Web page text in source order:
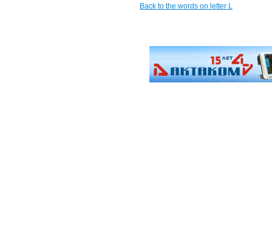
Back to the words on letter L